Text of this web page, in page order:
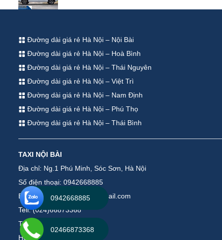
Đường dài giá rẻ Hà Nội – Nội Bài
Đường dài giá rẻ Hà Nội – Hoà Bình
Đường dài giá rẻ Hà Nội – Thái Nguyên
Đường dài giá rẻ Hà Nội – Việt Trì
Đường dài giá rẻ Hà Nội – Nam Định
Đường dài giá rẻ Hà Nội – Phú Thọ
Đường dài giá rẻ Hà Nội – Thái Bình
TAXI NỘI BÀI
Địa chỉ: Ng.1 Phú Minh, Sóc Sơn, Hà Nội
Số điện thoại: 0942668885
Email: taxinoibaiservice@gmail.com
Tell: (024)66873368
Tell: (035)2448000
Hotline : 0942668885
0942668885
02466873368